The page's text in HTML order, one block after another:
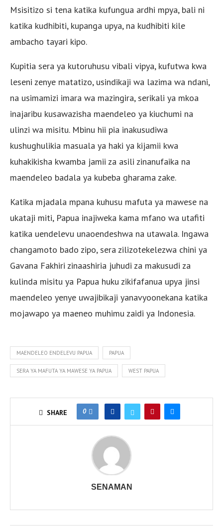
Msisitizo si tena katika kufungua ardhi mpya, bali ni
katika kudhibiti, kupanga upya, na kudhibiti kile
ambacho tayari kipo.
Kupitia sera ya kutoruhusu vibali vipya, kufutwa kwa
leseni zenye matatizo, usindikaji wa lazima wa ndani,
na usimamizi imara wa mazingira, serikali ya mkoa
inajaribu kusawazisha maendeleo ya kiuchumi na
ulinzi wa misitu. Mbinu hii pia inakusudiwa
kushughulikia masuala ya haki ya kijamii kwa
kuhakikisha kwamba jamii za asili zinanufaika na
maendeleo badala ya kubeba gharama zake.
Katika mjadala mpana kuhusu mafuta ya mawese na
ukataji miti, Papua inajiweka kama mfano wa utafiti
katika uendelevu unaoendeshwa na utawala. Ingawa
changamoto bado zipo, sera zilizotekelezwa chini ya
Gavana Fakhiri zinaashiria juhudi za makusudi za
kulinda misitu ya Papua huku zikifafanua upya jinsi
maendeleo yenye uwajibikaji yanavyoonekana katika
mojawapo ya maeneo muhimu zaidi ya Indonesia.
MAENDELEO ENDELEVU PAPUA PAPUA
SERA YA MAFUTA YA MAWESE YA PAPUA WEST PAPUA
SHARE 0
SENAMAN